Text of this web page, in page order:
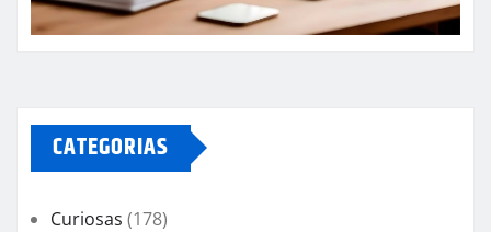
CATEGORIAS
Curiosas (178)